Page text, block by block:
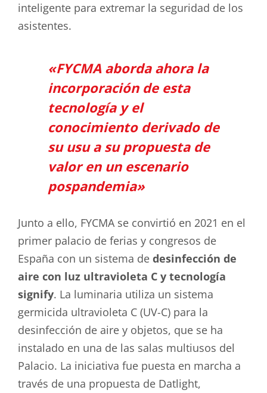
inteligente para extremar la seguridad de los
asistentes.
«FYCMA aborda ahora la
incorporación de esta
tecnología y el
conocimiento derivado de
su usu a su propuesta de
valor en un escenario
pospandemia»
Junto a ello, FYCMA se convirtió en 2021 en el
primer palacio de ferias y congresos de
España con un sistema de desinfección de
aire con luz ultravioleta C y tecnología
signify. La luminaria utiliza un sistema
germicida ultravioleta C (UV-C) para la
desinfección de aire y objetos, que se ha
instalado en una de las salas multiusos del
Palacio. La iniciativa fue puesta en marcha a
través de una propuesta de Datlight,